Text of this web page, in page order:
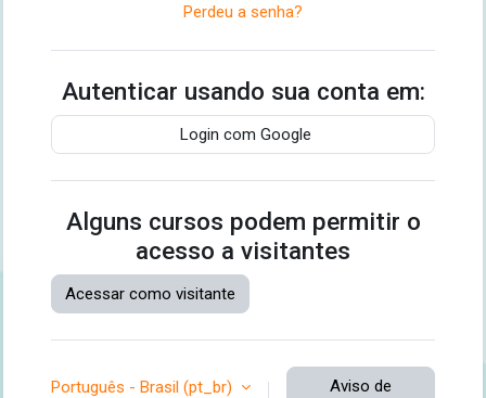
Perdeu a senha?
Autenticar usando sua conta em:
Login com Google
Alguns cursos podem permitir o
acesso a visitantes
Acessar como visitante
Português - Brasil ‎(pt_br)‎
Aviso de